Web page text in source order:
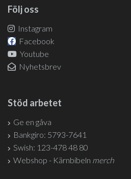
Följ oss
Instagram
Facebook
Youtube
Nyhetsbrev
Stöd arbetet
Ge en gåva
Bankgiro: 5793-7641
Swish: 123-478 48 80
Webshop - Kärnbibeln merch